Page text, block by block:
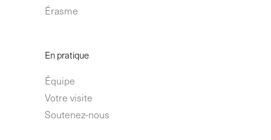
Érasme
En pratique
Équipe
Votre visite
Soutenez-nous